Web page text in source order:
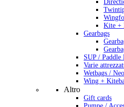
Kite +
Gearbags
SUP / Paddle
Varie
Wetbags /
Wing +
Altro
Gift cards